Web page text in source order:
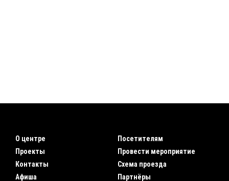
О центре
Проекты
Контакты
Афиша
Посетителям
Провести мероприятие
Схема проезда
Партнёры